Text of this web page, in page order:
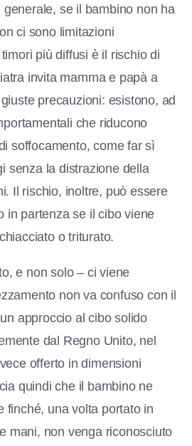
se il bambino non ha
ci sono limitazioni
più diffusi è il rischio di
invita mamma e papà a
precauzioni: esistono, ad
che riducono
soffocamento, come far sì
senza la distrazione della
Il rischio, inoltre, può essere
in partenza se il cibo viene
o triturato.
e non solo – ci viene
non va confuso con il
approccio al cibo solido
dal Regno Unito, nel
offerto in dimensioni
quindi che il bambino ne
finché, una volta portato in
mani, non venga riconosciuto